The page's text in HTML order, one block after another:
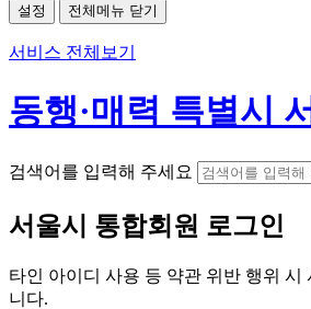
설정 전체메뉴 닫기
서비스 전체보기
동행·매력 특별시
검색어를 입력해 주세요
서울시 통합회원 로그인
타인 아이디 사용 등 약관 위반 행위 시
니다.